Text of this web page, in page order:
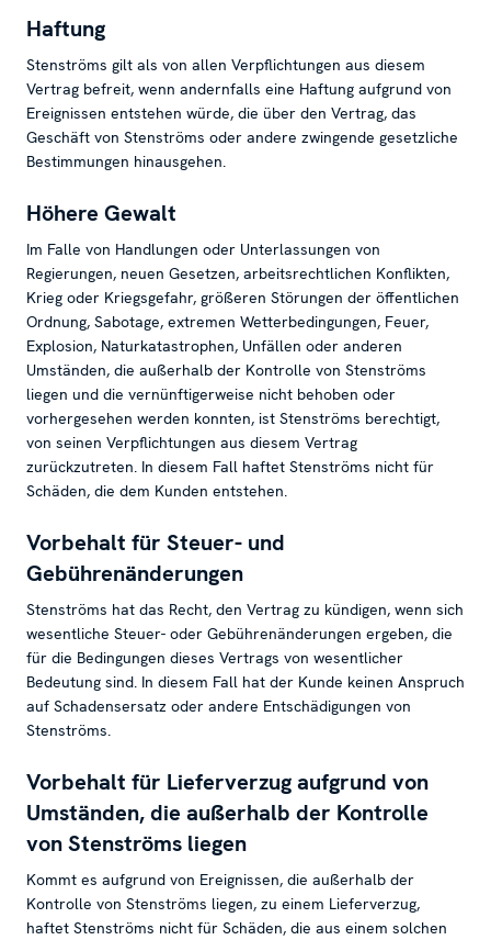
Haftung
Stenströms gilt als von allen Verpflichtungen aus diesem
Vertrag befreit, wenn andernfalls eine Haftung aufgrund von
Ereignissen entstehen würde, die über den Vertrag, das
Geschäft von Stenströms oder andere zwingende gesetzliche
Bestimmungen hinausgehen.
Höhere Gewalt
Im Falle von Handlungen oder Unterlassungen von
Regierungen, neuen Gesetzen, arbeitsrechtlichen Konflikten,
Krieg oder Kriegsgefahr, größeren Störungen der öffentlichen
Ordnung, Sabotage, extremen Wetterbedingungen, Feuer,
Explosion, Naturkatastrophen, Unfällen oder anderen
Umständen, die außerhalb der Kontrolle von Stenströms
liegen und die vernünftigerweise nicht behoben oder
vorhergesehen werden konnten, ist Stenströms berechtigt,
von seinen Verpflichtungen aus diesem Vertrag
zurückzutreten. In diesem Fall haftet Stenströms nicht für
Schäden, die dem Kunden entstehen.
Vorbehalt für Steuer- und
Gebührenänderungen
Stenströms hat das Recht, den Vertrag zu kündigen, wenn sich
wesentliche Steuer- oder Gebührenänderungen ergeben, die
für die Bedingungen dieses Vertrags von wesentlicher
Bedeutung sind. In diesem Fall hat der Kunde keinen Anspruch
auf Schadensersatz oder andere Entschädigungen von
Stenströms.
Vorbehalt für Lieferverzug aufgrund von
Umständen, die außerhalb der Kontrolle
von Stenströms liegen
Kommt es aufgrund von Ereignissen, die außerhalb der
Kontrolle von Stenströms liegen, zu einem Lieferverzug,
haftet Stenströms nicht für Schäden, die aus einem solchen